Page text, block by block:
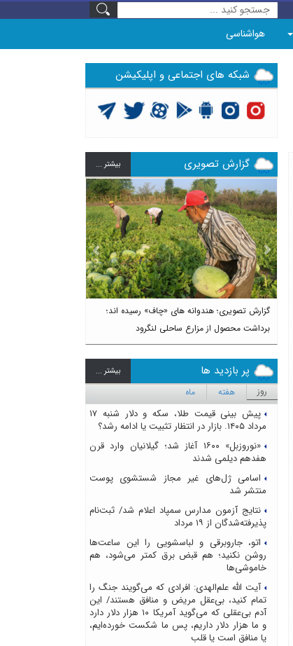
هواشناسی
شبکه های اجتماعی و اپلیکیشن
گزارش تصویری بيشتر ...
گزارش تصویری؛ هندوانه های «چاف» رسیده اند؛
برداشت محصول از مزارع ساحلی لنگرود
Previous Next
پر بازدید ها بيشتر ...
روز هفته ماه
پیش بینی قیمت طلا، سکه و دلار شنبه ۱۷
مرداد ۱۴۰۵. بازار در انتظار تثبیت یا ادامه رشد؟
«نوروزبل» ۱۶۰۰ آغاز شد؛ گیلانیان وارد قرن
هفدهم دیلمی شدند
اسامی ژل‌های غیر مجاز شستشوی پوست
منتشر شد
نتایج آزمون مدارس سمپاد اعلام شد/ ثبت‌نام
پذیرفته‌شدگان از ۱۹ مرداد
اتو، جاروبرقی و لباسشویی را این ساعت‌ها
روشن نکنید؛ هم قبض برق کمتر می‌شود، هم
خاموشی‌ها
آیت الله علم‌الهدی: افرادی که می‌گویند جنگ را
تمام کنید، بی‌عقل مریض و منافق هستند/ این
آدم بی‌عقلی که می‌گوید آمریکا ۱۰ هزار دلار دارد
و ما هزار دلار داریم، پس ما شکست خورده‌ایم،
یا منافق است یا قلب